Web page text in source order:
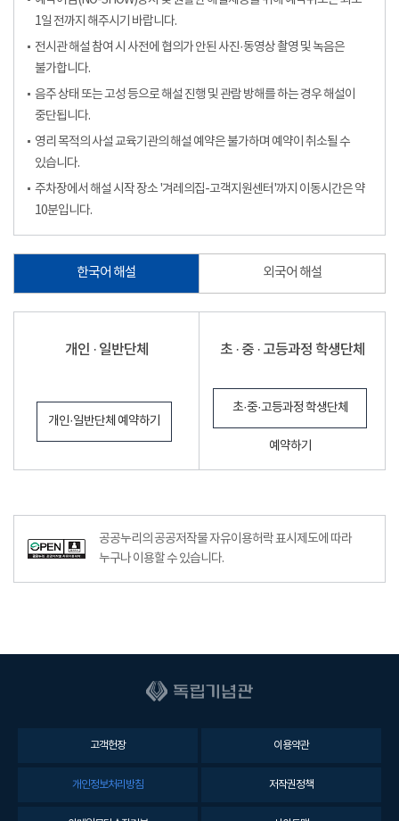
1일 전까지 해주시기 바랍니다.
전시관 해설 참여 시 사전에 협의가 안된 사진·동영상 촬영 및 녹음은
불가합니다.
음주 상태 또는 고성 등으로 해설 진행 및 관람 방해를 하는 경우 해설이
중단됩니다.
영리 목적의 사설 교육기관의 해설 예약은 불가하며 예약이 취소될 수
있습니다.
주차장에서 해설 시작 장소 '겨레의집-고객지원센터'까지 이동시간은 약
10분입니다.
한국어 해설 외국어 해설
개인 · 일반단체 초 · 중 · 고등과정 학생단체
개인·일반단체 예약하기
초·중·고등과정 학생단체
예약하기
공공누리공공저작물자유이용허락–출처표시이미지
공공누리의 공공저작물 자유이용허락 표시제도에 따라
누구나 이용할 수 있습니다.
고객헌장 이용약관
개인정보처리방침 저작권정책